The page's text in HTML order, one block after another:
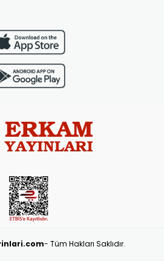
- Tüm Hakları Saklıdır.